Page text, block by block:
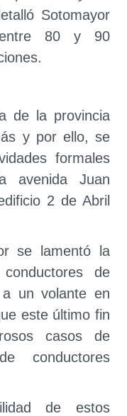
Sotomayor
80 y 90
de la provincia
y por ello, se
formales
avenida Juan
2 de Abril
se lamentó la
de
un volante en
este último fin
casos de
conductores
de estos